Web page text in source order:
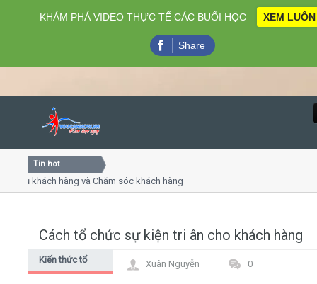
Close
Home
Giới thiệu
Tin hot
khách hàng và Chăm sóc khách hàng chuyên nghiệp
Cách tổ chức sự kiện tri ân cho khách hàng
Kiến thức tổ
Xuân Nguyễn 0
KHÁM PHÁ VIDEO THỰC TẾ CÁC BUỔI HỌC XEM LUÔN
Share